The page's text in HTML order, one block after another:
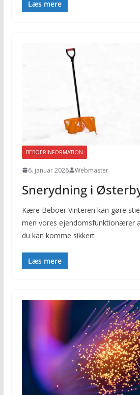
Læs mere
BEBOERINFORMATION
6. januar 2026 Webmaster
Snerydning i
Kære Beboer Vinteren kan gøre
men vores ejendomsfunktionærer
du kan komme sikkert
Læs mere